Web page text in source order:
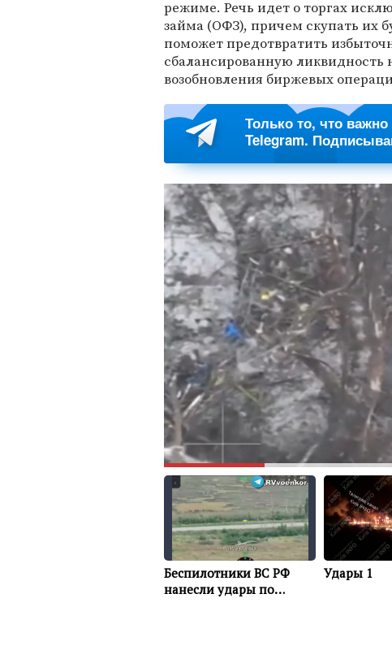
режиме. Речь идет о торгах
займа (ОФЗ), причем скупать их
поможет предотвратить
сбалансированную ликвидность
возобновления биржевых
Только то, что
Telegram.